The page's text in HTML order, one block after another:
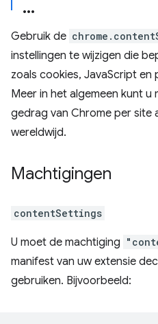
Gebruik de
instellingen te wijzigen die
zoals cookies, JavaScript en
Meer in het algemeen kunt
gedrag van Chrome per site
wereldwijd.
Machtigingen
contentSettings
U moet de machtiging
manifest van uw extensie
gebruiken. Bijvoorbeeld: